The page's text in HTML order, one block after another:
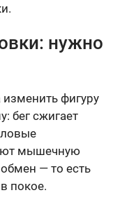
нужно
изменить фигуру
бег сжигает
мышечную
— то есть
покое.